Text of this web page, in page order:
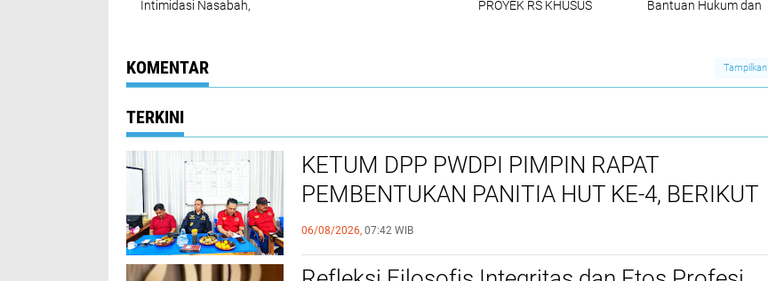
Intimidasi Nasabah,
PROYEK RS KHUSUS
Bantuan Hukum dan
KOMENTAR Tampilkan
TERKINI
KETUM DPP PWDPI PIMPIN RAPAT
PEMBENTUKAN PANITIA HUT KE-4, BERIKUT
SUSUNAN DAN RANGKAIAN KEGIATANNYA
06/08/2026, 07:42 WIB